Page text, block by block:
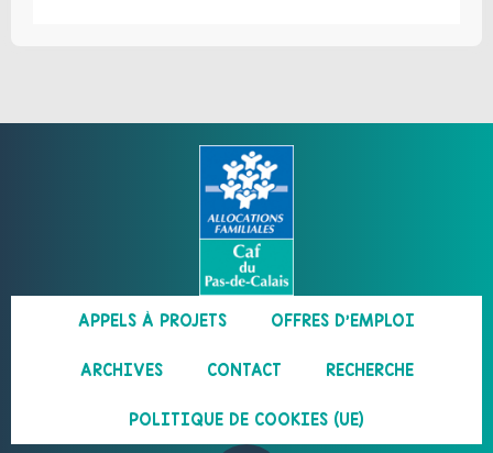
APPELS À PROJETS OFFRES D’EMPLOI
ARCHIVES CONTACT RECHERCHE
POLITIQUE DE COOKIES (UE)